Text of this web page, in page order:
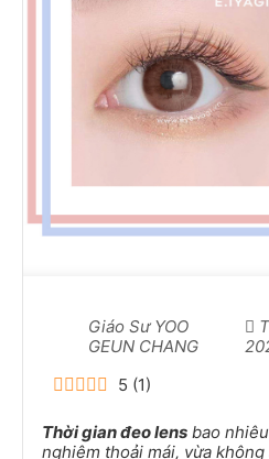
Giáo Sư YOO
GEUN CHANG
5 (1)
Thời gian đeo lens bao
nghiệm thoải mái, vừa